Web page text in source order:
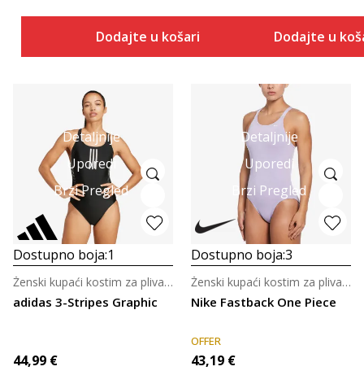
Dodajte u košaricu Dodajte u
Detaljnije
Uporedi
Brzi Pregled
Dostupno boja:1
adidas 3-Stripes Graphic
Ženski kupaći kostim za plivanje
44,99 €
Detaljnije
Uporedi
Brzi Pregled
Dostupno boja:3
Nike Fastback One Piece
Ženski kupaći kostim za plivanje
OFFER
43,19 €